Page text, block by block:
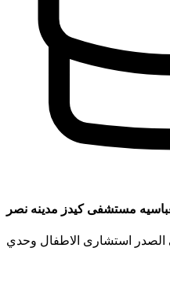
مستشفى كيدز مدينه نصر
استشارى الاطفال وحدي